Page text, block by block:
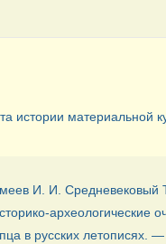
истории материальной
И. И. Средневековый
археологические
в русских летописях.